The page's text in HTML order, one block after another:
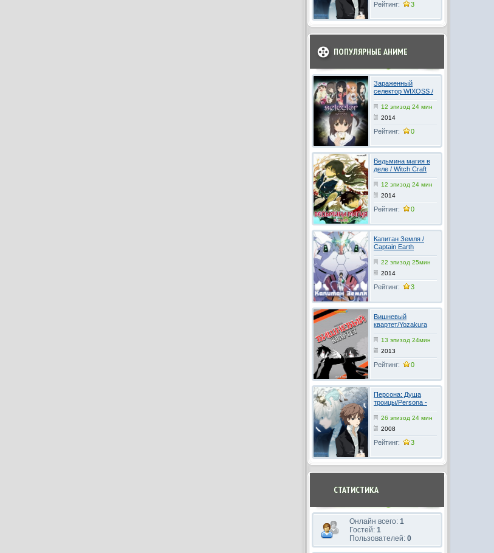
Рейтинг: 3
ПОПУЛЯРНЫЕ АНИМЕ
Зараженный
селектор WIXOSS /
Selector Infected
WIXOSS 1-2 сезон
онлайн
12 эпизод 24 мин
2014
Рейтинг: 0
Ведьмина магия в
деле / Witch Craft
Works
12 эпизод 24 мин
2014
Рейтинг: 0
Капитан Земля /
Captain Earth
22 эпизод 25мин
2014
Рейтинг: 3
Вишневый
квартет/Yozakura
karutetto 2 сезон
13 эпизод 24мин
2013
Рейтинг: 0
Персона: Душа
троицы/Persona -
Trinity soul
26 эпизод 24 мин
2008
Рейтинг: 3
СТАТИСТИКА
Онлайн всего: 1
Гостей: 1
Пользователей: 0